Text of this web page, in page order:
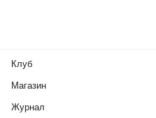
Клуб
Магазин
Журнал